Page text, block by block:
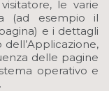
le varie
(ad esempio il
e i dettagli
dell’Applicazione,
delle pagine
operativo e